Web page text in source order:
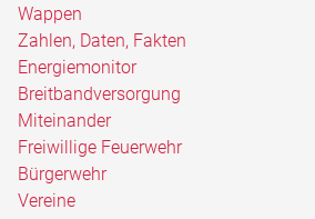
Wappen
Zahlen, Daten, Fakten
Energiemonitor
Breitbandversorgung
Miteinander
Freiwillige Feuerwehr
Bürgerwehr
Vereine